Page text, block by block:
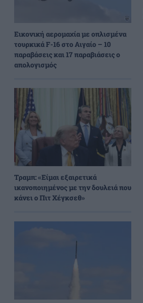
Εικονική αερομαχία με οπλισμένα
τουρκικά F-16 στο Αιγαίο – 10
παραβάσεις και 17 παραβιάσεις ο
απολογισμός
Τραμπ: «Είμαι εξαιρετικά
ικανοποιημένος με την δουλειά που
κάνει ο Πιτ Χέγκσεθ»